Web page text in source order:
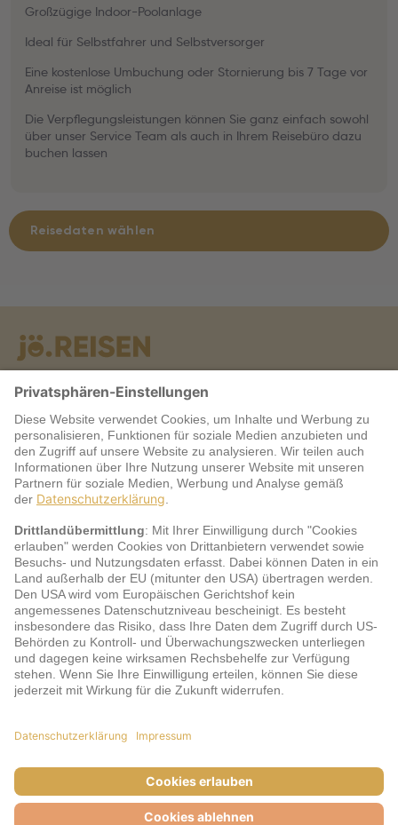
Großzügige Indoor-Poolanlage
Ideal für Selbstfahrer und Selbstversorger
Eine kostenlose Umbuchung oder Stornierung bis 7 Tage vor
Anreise ist möglich
Die Verpflegungsleistungen können Sie ganz einfach sowohl
über unser Service Team als auch in Ihrem Reisebüro dazu
buchen lassen
Reisedaten wählen
Warum jö?
Service
jö Bonus Club Partner
Zahlungsarten & Sicherheit
AGB
Datenschutz